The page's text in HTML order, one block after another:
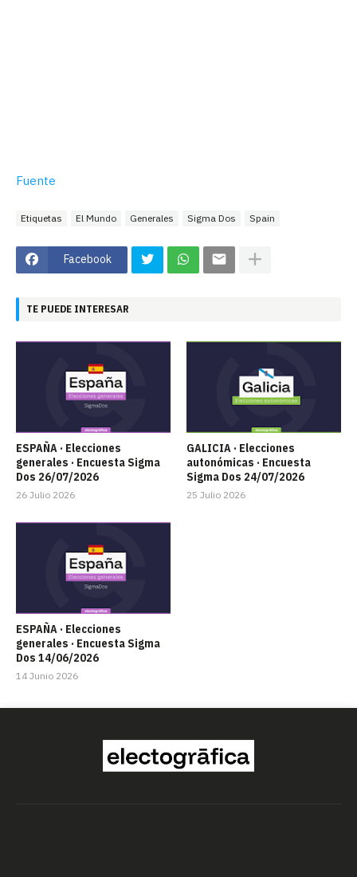
Fuente
Etiquetas El Mundo Generales Sigma Dos Spain
Facebook
TE PUEDE INTERESAR
ESPAÑA · Elecciones
generales · Encuesta Sigma
Dos 26/07/2026
26 Julio 2026
GALICIA · Elecciones
autonómicas · Encuesta
Sigma Dos 24/07/2026
25 Julio 2026
ESPAÑA · Elecciones
generales · Encuesta Sigma
Dos 14/06/2026
14 Junio 2026